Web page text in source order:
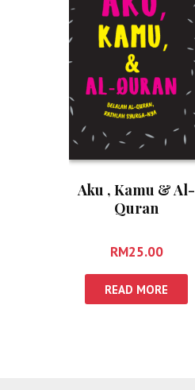
Aku , Kamu & Al-
Quran
RM25.00
READ MORE